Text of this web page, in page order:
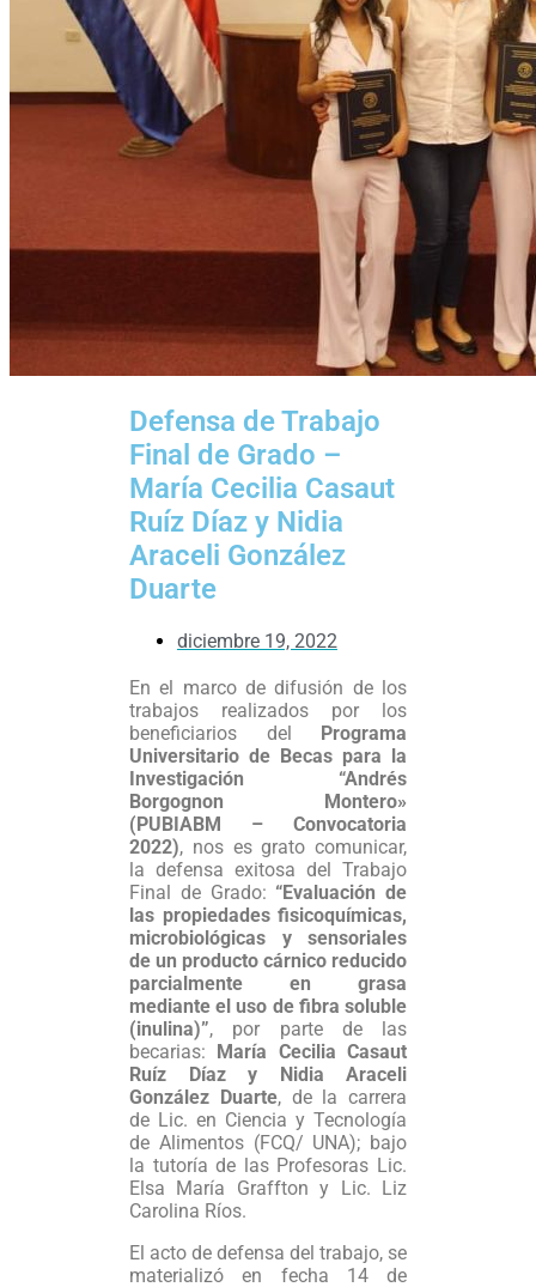
Defensa de Trabajo
Final de Grado –
María Cecilia Casaut
Ruíz Díaz y Nidia
Araceli González
Duarte
diciembre 19, 2022
En el marco de difusión de los
trabajos realizados por los
beneficiarios del Programa
Universitario de Becas para la
Investigación “Andrés
Borgognon Montero»
(PUBIABM – Convocatoria
2022), nos es grato comunicar,
la defensa exitosa del Trabajo
Final de Grado: “Evaluación de
las propiedades fisicoquímicas,
microbiológicas y sensoriales
de un producto cárnico reducido
parcialmente en grasa
mediante el uso de fibra soluble
(inulina)”, por parte de las
becarias: María Cecilia Casaut
Ruíz Díaz y Nidia Araceli
González Duarte, de la carrera
de Lic. en Ciencia y Tecnología
de Alimentos (FCQ/ UNA); bajo
la tutoría de las Profesoras Lic.
Elsa María Graffton y Lic. Liz
Carolina Ríos.
El acto de defensa del trabajo, se
materializó en fecha 14 de